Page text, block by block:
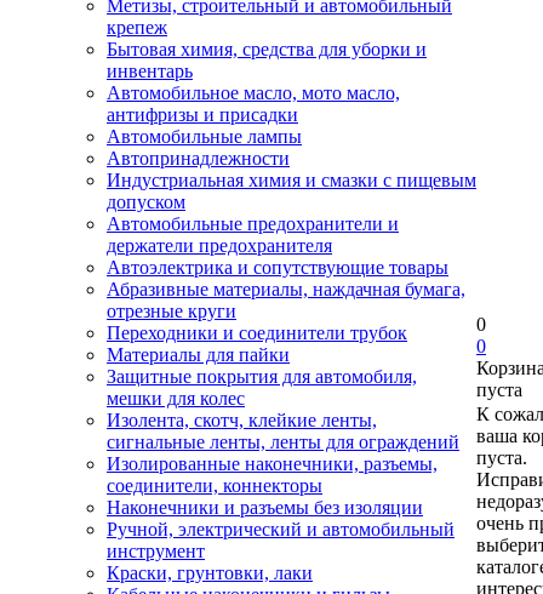
Метизы, строительный и автомобильный
крепеж
Бытовая химия, средства для уборки и
инвентарь
Автомобильное масло, мото масло,
антифризы и присадки
Автомобильные лампы
Автопринадлежности
Индустриальная химия и смазки с пищевым
допуском
Автомобильные предохранители и
держатели предохранителя
Автоэлектрика и сопутствующие товары
Абразивные материалы, наждачная бумага,
отрезные круги
Переходники и соединители трубок
Материалы для пайки
Защитные покрытия для автомобиля,
мешки для колес
Изолента, скотч, клейкие ленты,
сигнальные ленты, ленты для ограждений
Изолированные наконечники, разъемы,
соединители, коннекторы
Наконечники и разъемы без изоляции
Ручной, электрический и автомобильный
инструмент
Краски, грунтовки, лаки
0
0
пуста
К
ваша
пуста.
очень